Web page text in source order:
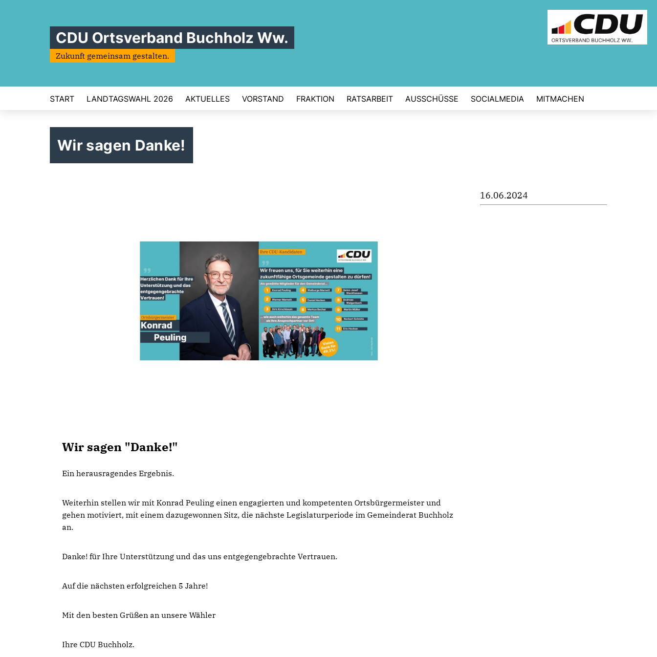
CDU Ortsverband Buchholz Ww.
Zukunft gemeinsam gestalten.
START LANDTAGSWAHL 2026 AKTUELLES VORSTAND FRAKTION RATSARBEIT AUSSCHÜSSE SOCIALMEDIA MITMACHEN
Wir sagen Danke!
Wir sagen "Danke!"
Ein herausragendes Ergebnis.
Weiterhin stellen wir mit Konrad Peuling einen engagierten und kompetenten Ortsbürgermeister und
gehen motiviert, mit einem dazugewonnen Sitz, die nächste Legislaturperiode im Gemeinderat Buchholz
an.
Danke! für Ihre Unterstützung und das uns entgegengebrachte Vertrauen.
Auf die nächsten erfolgreichen 5 Jahre!
Mit den besten Grüßen an unsere Wähler
Ihre CDU Buchholz.
16.06.2024